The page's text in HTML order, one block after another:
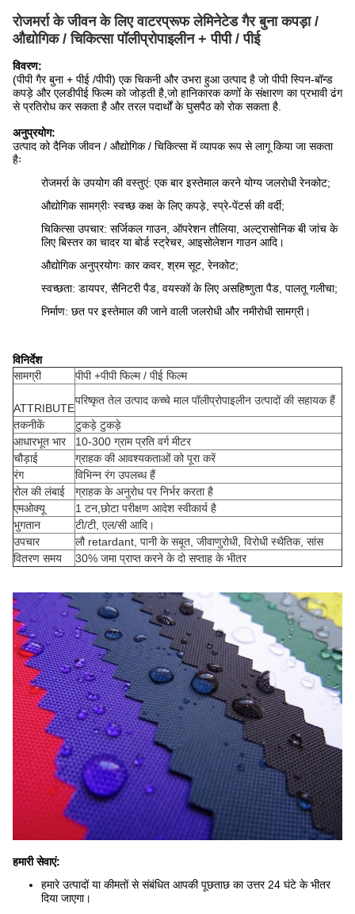
रोजमर्रा के जीवन के लिए वाटरप्रूफ लेमिनेटेड गैर बुना कपड़ा /
औद्योगिक / चिकित्सा पॉलीप्रोपाइलीन + पीपी / पीई
विवरण:
(पीपी गैर बुना + पीई /पीपी) एक चिकनी और उभरा हुआ उत्पाद है जो पीपी स्पिन-बॉन्ड
कपड़े और एलडीपीई फिल्म को जोड़ती है,जो हानिकारक कणों के संक्षारण का प्रभावी ढंग
से प्रतिरोध कर सकता है और तरल पदार्थों के घुसपैठ को रोक सकता है.
अनुप्रयोग:
उत्पाद को दैनिक जीवन / औद्योगिक / चिकित्सा में व्यापक रूप से लागू किया जा सकता
हैः
रोजमर्रा के उपयोग की वस्तुएं: एक बार इस्तेमाल करने योग्य जलरोधी रेनकोट;
औद्योगिक सामग्रीः स्वच्छ कक्ष के लिए कपड़े, स्प्रे-पेंटर्स की वर्दी;
चिकित्सा उपचार: सर्जिकल गाउन, ऑपरेशन तौलिया, अल्ट्रासोनिक बी जांच के
लिए बिस्तर का चादर या बोर्ड स्ट्रेचर, आइसोलेशन गाउन आदि।
औद्योगिक अनुप्रयोगः कार कवर, श्रम सूट, रेनकोट;
स्वच्छता: डायपर, सैनिटरी पैड, वयस्कों के लिए असहिष्णुता पैड, पालतू गलीचा;
निर्माण: छत पर इस्तेमाल की जाने वाली जलरोधी और नमीरोधी सामग्री।
विनिर्देश
सामग्री
पीपी +पीपी फिल्म / पीई फिल्म
ATTRIBUTE
परिष्कृत तेल उत्पाद कच्चे माल पॉलीप्रोपाइलीन उत्पादों की सहायक हैं
तकनीकें
टुकड़े टुकड़े
आधारभूत भार
10-300 ग्राम प्रति वर्ग मीटर
चौड़ाई
ग्राहक की आवश्यकताओं को पूरा करें
रंग
विभिन्न रंग उपलब्ध हैं
रोल की लंबाई
ग्राहक के अनुरोध पर निर्भर करता है
एमओक्यू
1 टन,छोटा परीक्षण आदेश स्वीकार्य है
भुगतान
टी/टी, एल/सी आदि।
उपचार
लौ retardant, पानी के सबूत, जीवाणुरोधी, विरोधी स्थैतिक, सांस
वितरण समय
30% जमा प्राप्त करने के दो सप्ताह के भीतर
हमारी सेवाएं:
हमारे उत्पादों या कीमतों से संबंधित आपकी पूछताछ का उत्तर 24 घंटे के भीतर
दिया जाएगा।